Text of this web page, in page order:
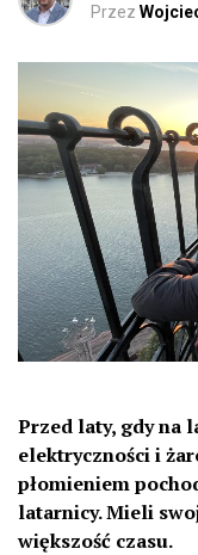
Przez
Przed laty, gdy na
elektryczności i
płomieniem
latarnicy. Mieli
większość czasu.